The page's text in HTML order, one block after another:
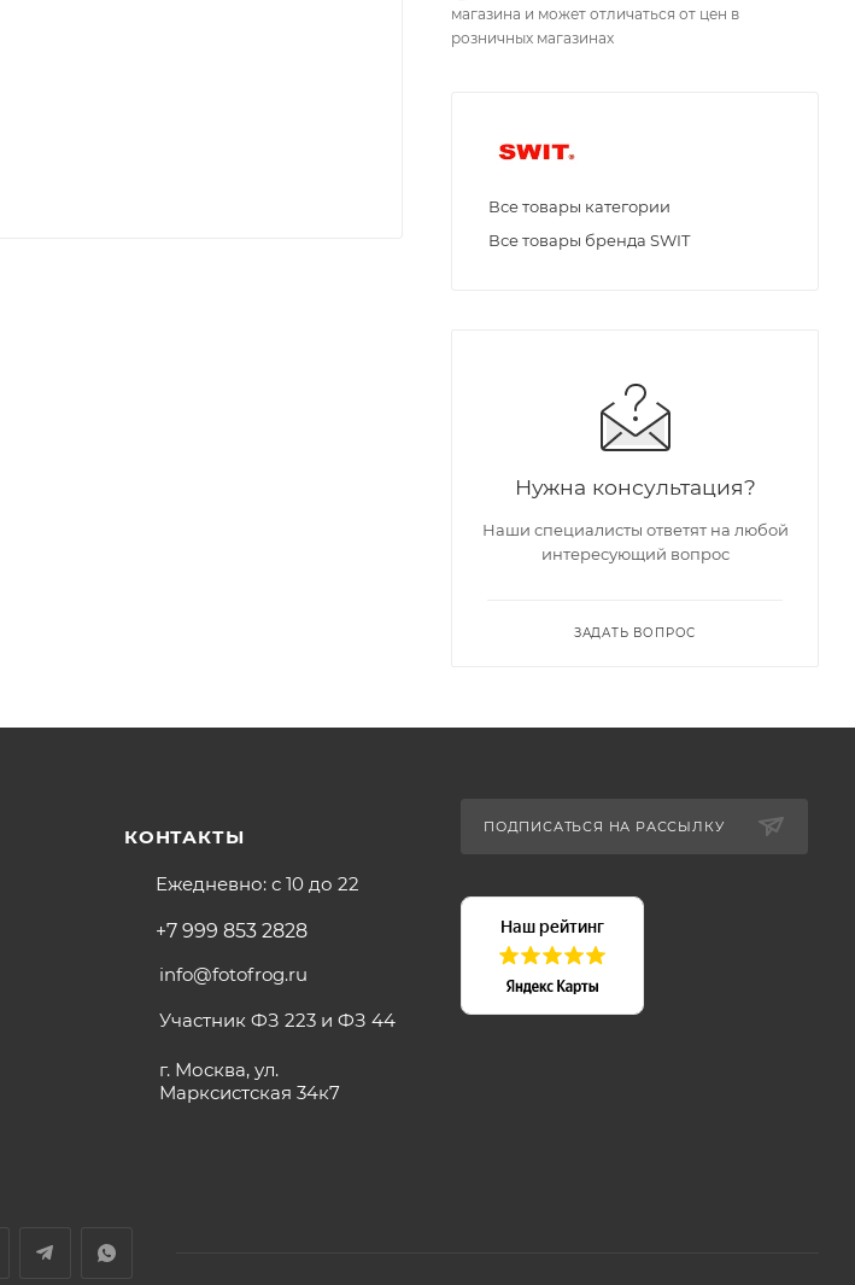
магазина и может отличаться от цен в
розничных магазинах
Все товары категории
Все товары бренда SWIT
Нужна консультация?
Наши специалисты ответят на любой
интересующий вопрос
ЗАДАТЬ ВОПРОС
КОНТАКТЫ
Ежедневно: с 10 до 22
+7 999 853 2828
info@fotofrog.ru
Участник ФЗ 223 и ФЗ 44
г. Москва, ул.
Марксистская 34к7
ПОДПИСАТЬСЯ НА РАССЫЛКУ